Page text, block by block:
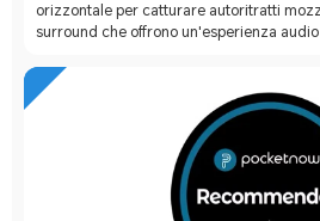
orizzontale per catturare autoritratti
surround che offrono un'esperienza